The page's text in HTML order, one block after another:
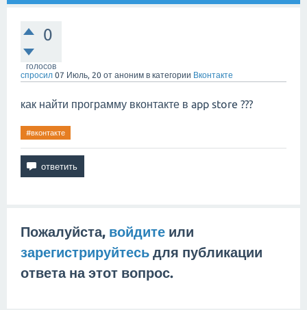
0
голосов
спросил 07 Июль, 20 от аноним в категории Вконтакте
как найти программу вконтакте в app store ???
#вконтакте
Пожалуйста, войдите или
зарегистрируйтесь для публикации
ответа на этот вопрос.